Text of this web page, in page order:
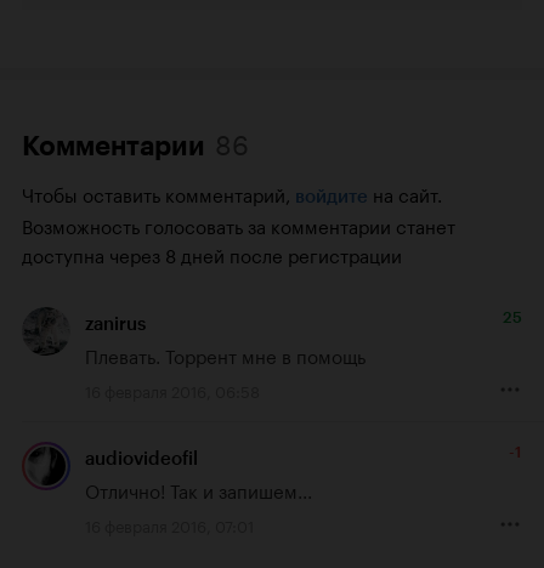
Комментарии
Чтобы оставить комментарий, войдите на сайт.
Возможность голосовать за комментарии станет
доступна через 8 дней после регистрации
zanirus 25
Плевать. Торрент мне в помощь
audiovideofil -1
Отлично! Так и запишем...